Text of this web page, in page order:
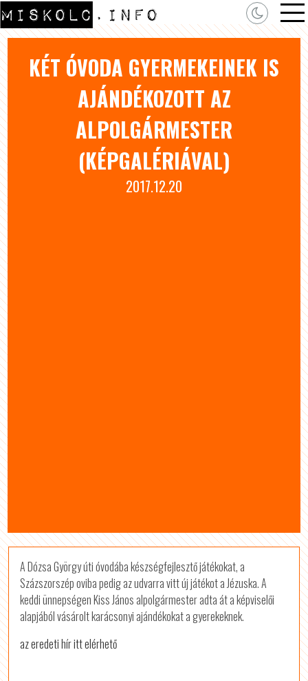
KÉT ÓVODA GYERMEKEINEK IS
AJÁNDÉKOZOTT AZ
ALPOLGÁRMESTER
(KÉPGALÉRIÁVAL)
2017.12.20
A Dózsa György úti óvodába készségfejlesztő játékokat, a
Százszorszép oviba pedig az udvarra vitt új játékot a Jézuska. A
keddi ünnepségen Kiss János alpolgármester adta át a képviselői
alapjából vásárolt karácsonyi ajándékokat a gyerekeknek.
az eredeti hír itt elérhető